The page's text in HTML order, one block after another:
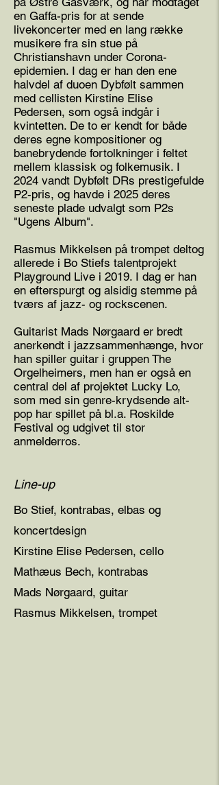
en Gaffa-pris for at sende
livekoncerter med en lang række
musikere fra sin stue på
Christianshavn under Corona-
epidemien. I dag er han den ene
halvdel af duoen Dybfølt sammen
med cellisten Kirstine Elise
Pedersen, som også indgår i
kvintetten. De to er kendt for både
deres egne kompositioner og
banebrydende fortolkninger i feltet
mellem klassisk og folkemusik. I
2024 vandt Dybfølt DRs prestigefulde
P2-pris, og havde i 2025 deres
seneste plade udvalgt som P2s
"Ugens Album".
Rasmus Mikkelsen på trompet deltog
allerede i Bo Stiefs talentprojekt
Playground Live i 2019. I dag er han
en efterspurgt og alsidig stemme på
tværs af jazz- og rockscenen.
Guitarist Mads Nørgaard er bredt
anerkendt i jazzsammenhænge, hvor
han spiller guitar i gruppen The
Orgelheimers, men han er også en
central del af projektet Lucky Lo,
som med sin genre-krydsende alt-
pop har spillet på bl.a. Roskilde
Festival og udgivet til stor
anmelderros.
Line-up
Bo Stief, kontrabas, elbas og
koncertdesign
Kirstine Elise Pedersen, cello
Mathæus Bech, kontrabas
Mads Nørgaard, guitar
Rasmus Mikkelsen, trompet